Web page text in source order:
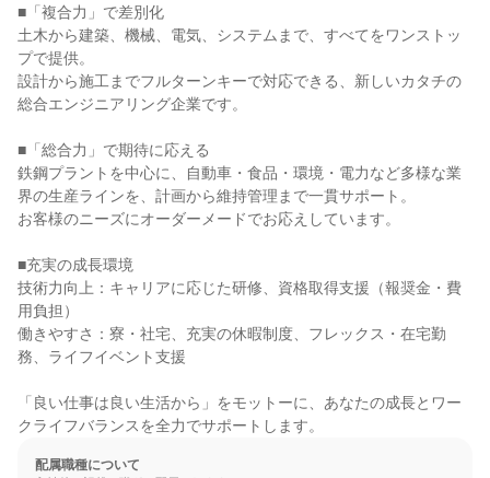
■「複合力」で差別化
土木から建築、機械、電気、システムまで、すべてをワンストッ
プで提供。
設計から施工までフルターンキーで対応できる、新しいカタチの
総合エンジニアリング企業です。
■「総合力」で期待に応える
鉄鋼プラントを中心に、自動車・食品・環境・電力など多様な業
界の生産ラインを、計画から維持管理まで一貫サポート。
お客様のニーズにオーダーメードでお応えしています。
■充実の成長環境
技術力向上：キャリアに応じた研修、資格取得支援（報奨金・費
用負担）
働きやすさ：寮・社宅、充実の休暇制度、フレックス・在宅勤
務、ライフイベント支援
「良い仕事は良い生活から」をモットーに、あなたの成長とワー
クライフバランスを全力でサポートします。
配属職種について